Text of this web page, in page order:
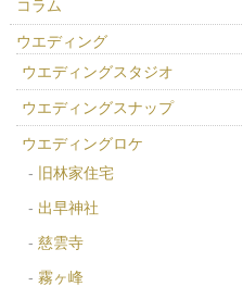
コラム
ウエディング
ウエディングスタジオ
ウエディングスナップ
ウエディングロケ
旧林家住宅
出早神社
慈雲寺
霧ヶ峰